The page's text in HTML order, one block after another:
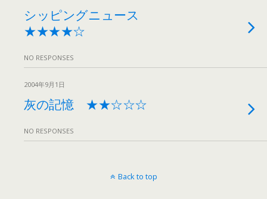
シッピングニュース
★★★★☆
NO RESPONSES
2004年9月1日
灰の記憶 ★★☆☆☆
NO RESPONSES
Back to top